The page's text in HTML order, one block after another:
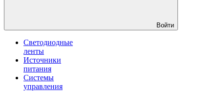
Войти
Светодиодные
ленты
Источники
питания
Системы
управления